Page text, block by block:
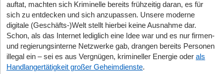
auftat, machten sich Kriminelle bereits frühzeitig daran, es für
sich zu entdecken und sich anzupassen. Unsere moderne
digitale (Geschäfts-)Welt stellt hierbei keine Ausnahme dar.
Schon, als das Internet lediglich eine Idee war und es nur firmen-
und regierungsinterne Netzwerke gab, drangen bereits Personen
illegal ein – sei es aus Vergnügen, krimineller Energie oder als
Handlangertätigkeit großer Geheimdienste.